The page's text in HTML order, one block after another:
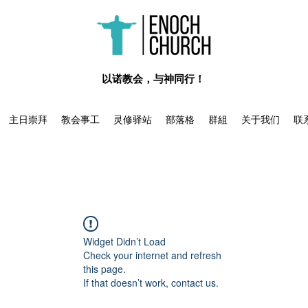
​以诺教会，与神同行！
主日崇拜 教会事工 灵修驿站 部落格 群組 关于我们 联
Widget Didn’t Load
Check your internet and refresh
this page.
If that doesn’t work, contact us.